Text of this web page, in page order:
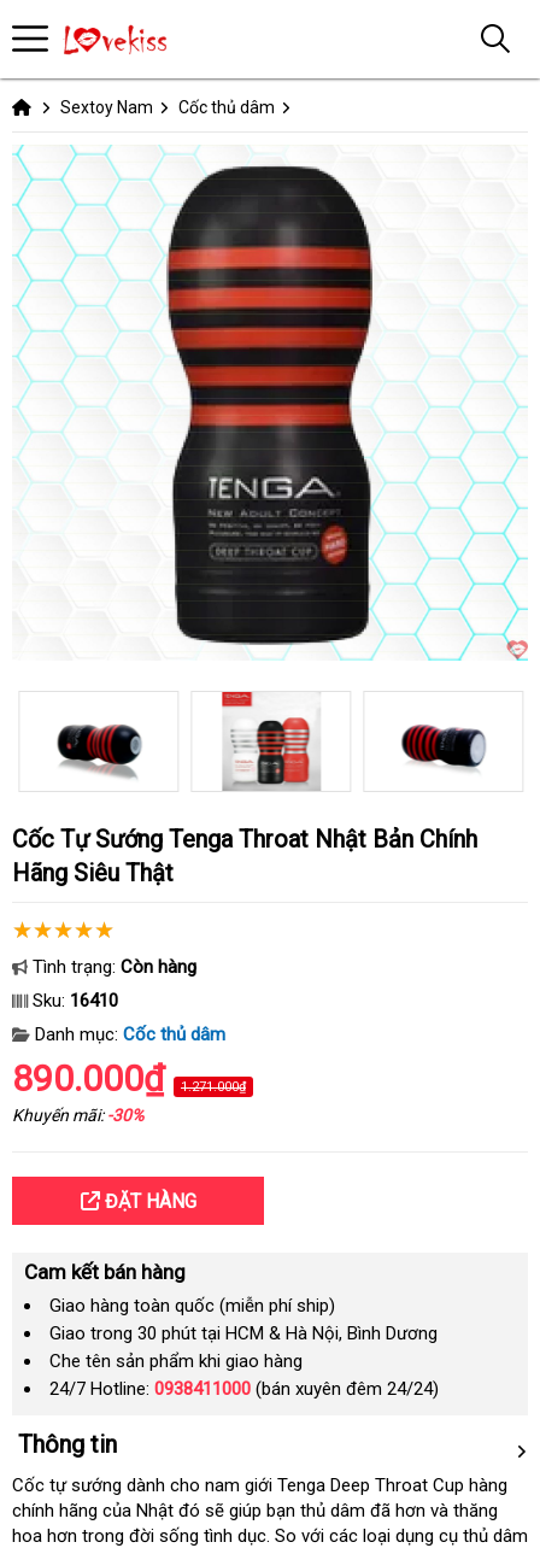
Sextoy Nam Cốc thủ dâm
Cốc Tự Sướng Tenga Throat Nhật Bản Chính
Hãng Siêu Thật
Tình trạng: Còn hàng
Sku: 16410
Danh mục: Cốc thủ dâm
890.000₫ 1.271.000₫
Khuyến mãi:-30%
ĐẶT HÀNG
Cam kết bán hàng
Giao hàng toàn quốc (miễn phí ship)
Giao trong 30 phút tại HCM & Hà Nội, Bình Dương
Che tên sản phẩm khi giao hàng
24/7 Hotline: 0938411000 (bán xuyên đêm 24/24)
Thông tin
Cốc tự sướng dành cho nam giới Tenga Deep Throat Cup hàng
chính hãng mini
của Nhật đó cũ
sẽ giúp bạn thủ dâm nhận
xét
đã hơn có
nên
và thăng
hoa hơn trong đời sống tình dụcdanh
. So ở
với đặt
các loại dụng cụ thủ dâm